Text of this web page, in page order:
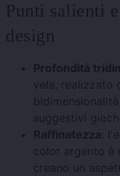
Punti salienti
design
Profondità
vela, realizzato
suggestivi
Raffinatezza:
color argento è
creano un